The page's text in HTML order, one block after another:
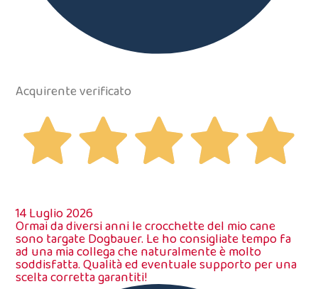
Acquirente verificato
14 Luglio 2026
Ormai da diversi anni le crocchette del mio cane
sono targate Dogbauer. Le ho consigliate tempo fa
ad una mia collega che naturalmente è molto
soddisfatta. Qualità ed eventuale supporto per una
scelta corretta garantiti!